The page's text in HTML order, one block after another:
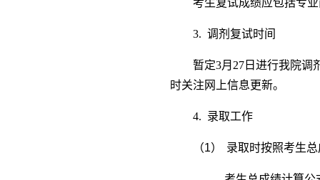
考生复试成绩应包括专
3. 调剂复试时间
暂定3月27日进行我院调
时关注网上信息更新。
4. 录取工作
（1） 录取时按照考生